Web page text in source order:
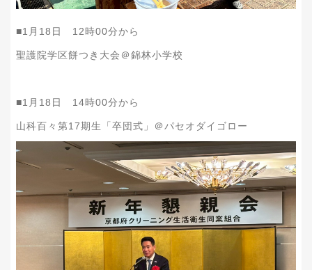
■1月18日 12時00分から
聖護院学区餅つき大会＠錦林小学校
■1月18日 14時00分から
山科百々第17期生「卒団式」＠パセオダイゴロー